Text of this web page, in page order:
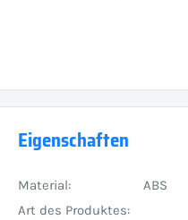
Eigenschaften
Material:
ABS
Art des Produktes: